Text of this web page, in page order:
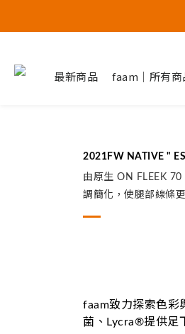
最新商品 faam｜所有商
2021FW NATIVE "
由原生 ON FLEEK
調簡化，使腿部線條
faam致力探索色彩
菌、Lycra®提供足